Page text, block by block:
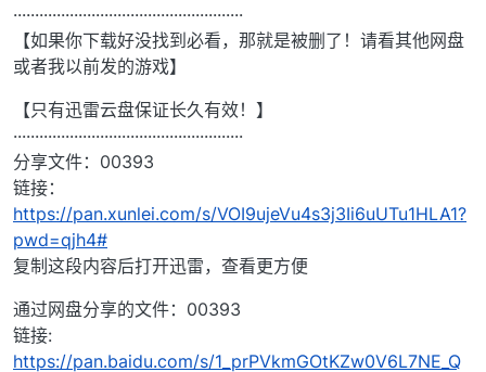
·····················································
【如果你下载好没找到必看，那就是被删了！请看其他网盘
或者我以前发的游戏】
【只有迅雷云盘保证长久有效！】
·····················································
分享文件：00393
链接：
https://pan.xunlei.com/s/VOI9ujeVu4s3j3Ii6uUTu1HLA1?
pwd=qjh4#
复制这段内容后打开迅雷，查看更方便
通过网盘分享的文件：00393
链接:
https://pan.baidu.com/s/1_prPVkmGOtKZw0V6L7NE_Q